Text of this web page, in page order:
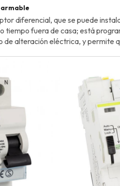
diferencial, que se puede
tiempo fuera de casa; está
alteración eléctrica, y permite